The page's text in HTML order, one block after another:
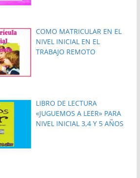
COMO MATRICULAR EN EL
NIVEL INICIAL EN EL
TRABAJO REMOTO
LIBRO DE LECTURA
«JUGUEMOS A LEER» PARA
NIVEL INICIAL 3,4 Y 5 AÑOS